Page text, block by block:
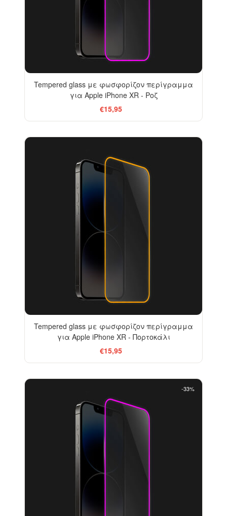
Tempered glass με φωσφορίζον περίγραμμα
για Apple iPhone XR - Ροζ
€15,95
Tempered glass με φωσφορίζον περίγραμμα
για Apple iPhone XR - Πορτοκάλι
€15,95
-33%